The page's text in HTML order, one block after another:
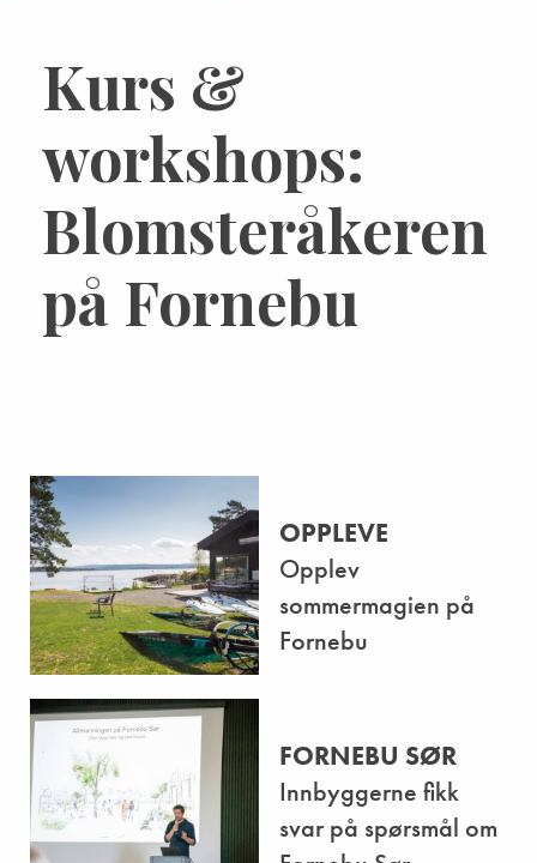
Kurs &
workshops:
Blomsteråkeren
på Fornebu
OPPLEVE
Opplev
sommermagien på
Fornebu
FORNEBU SØR
Innbyggerne fikk
svar på spørsmål om